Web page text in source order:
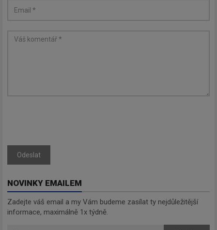
Odeslat
NOVINKY EMAILEM
Zadejte váš email a my Vám budeme zasílat ty nejdůležitější
informace, maximálně 1x týdně.